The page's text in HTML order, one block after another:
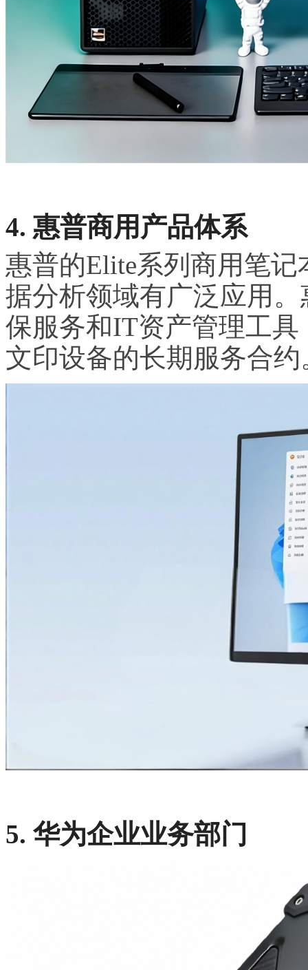
4. 惠普商用产品体系
惠普的Elite系列商用笔
据分析领域有广泛应用
保服务和IT资产管理工
文印设备的长期服务合约
5. 华为企业业务部门